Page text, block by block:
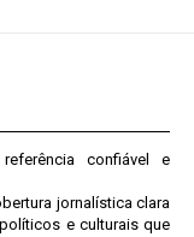
confiável e
jornalística clara
e culturais que